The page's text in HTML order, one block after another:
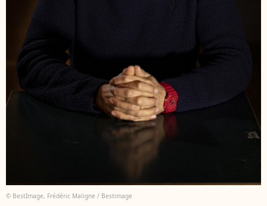
© BestImage, Frédéric Maligne / Bestimage